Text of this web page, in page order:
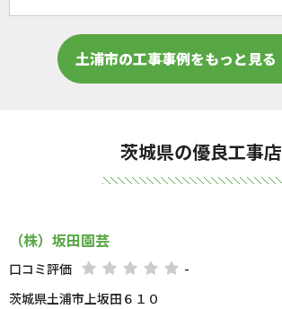
土浦市の工事事例をもっと見る
茨城県の優良工事店
（株）坂田園芸
口コミ評価
-
茨城県土浦市上坂田６１０